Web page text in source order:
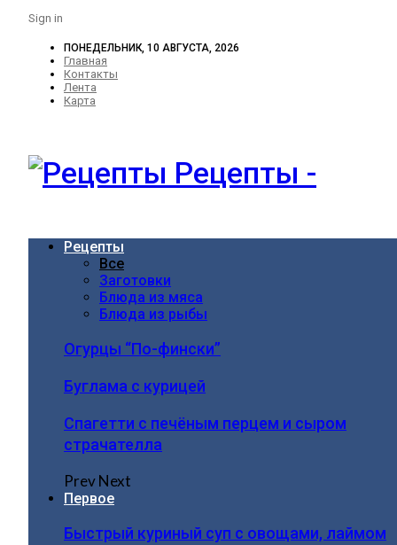
Sign in
ПОНЕДЕЛЬНИК, 10 АВГУСТА, 2026
Главная
Контакты
Лента
Карта
Рецепты -
Рецепты
Все
Заготовки
Блюда из мяса
Блюда из рыбы
Огурцы “По-фински”
Буглама с курицей
Спагетти с печёным перцем и сыром
страчателла
PrevNext
Первое
Быстрый куриный суп с овощами, лаймом